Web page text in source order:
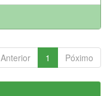
Anterior 1 Póximo